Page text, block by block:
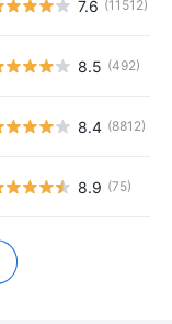
7.6 (11512)
8.5 (492)
8.4 (8812)
8.9 (75)